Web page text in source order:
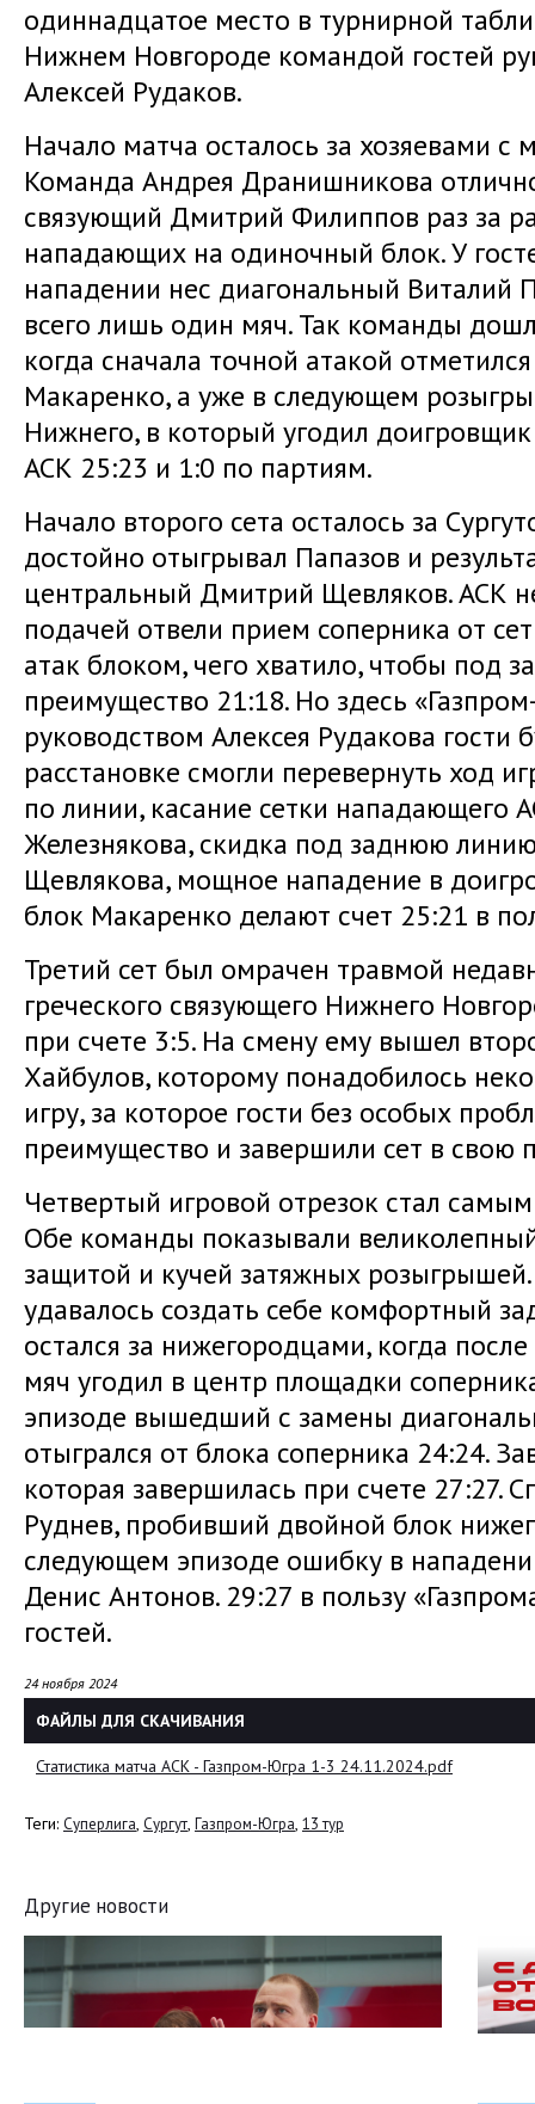
одиннадцатое место в турнирной
Нижнем Новгороде командой гостей
Алексей Рудаков.
Начало матча осталось за хозяевами
Команда Андрея Дранишникова
связующий Дмитрий Филиппов раз за
нападающих на одиночный блок. У
нападении нес диагональный Виталий
всего лишь один мяч. Так команды
когда сначала точной атакой
Макаренко, а уже в следующем
Нижнего, в который угодил
АСК 25:23 и 1:0 по партиям.
Начало второго сета осталось за
достойно отыгрывал Папазов и
центральный Дмитрий Щевляков. АСК
подачей отвели прием соперника от
атак блоком, чего хватило, чтобы под
преимущество 21:18. Но здесь
руководством Алексея Рудакова гости
расстановке смогли перевернуть ход
по линии, касание сетки нападающего
Железнякова, скидка под заднюю
Щевлякова, мощное нападение в
блок Макаренко делают счет 25:21 в
Третий сет был омрачен травмой
греческого связующего Нижнего
при счете 3:5. На смену ему вышел
Хайбулов, которому понадобилось
игру, за которое гости без особых
преимущество и завершили сет в свою
Четвертый игровой отрезок стал
Обе команды показывали
защитой и кучей затяжных
удавалось создать себе комфортный
остался за нижегородцами, когда
мяч угодил в центр площадки
эпизоде вышедший с замены
отыгрался от блока соперника 24:24.
которая завершилась при счете 27:27.
Руднев, пробивший двойной блок
следующем эпизоде ошибку в
Денис Антонов. 29:27 в пользу
гостей.
24 ноября 2024
ФАЙЛЫ ДЛЯ СКАЧИВАНИЯ
Статистика матча АСК - Газпром-Югра 1-3 24.11.2024.pdf
Теги: Суперлига, Сургут, Газпром-Югра, 13 тур
Другие новости